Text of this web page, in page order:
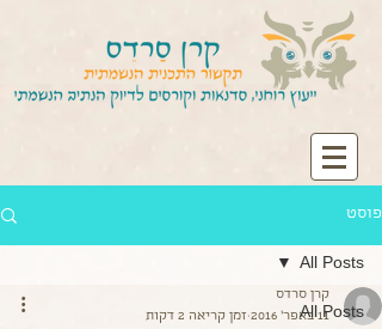
פוסט
All Posts
All Posts
קרן סרדס
11 באפר׳ 2016
זמן קריאה 2 דקות